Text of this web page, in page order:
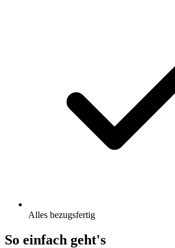
Alles bezugsfertig
So einfach geht's